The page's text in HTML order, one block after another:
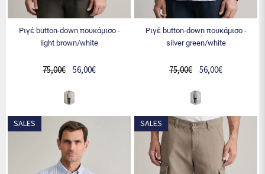
ριγέ button-down πουκάμισο -
light brown/white
56,00€
75,00€
ριγέ button-down πουκάμισο -
silver green/white
56,00€
75,00€
SALES SALES